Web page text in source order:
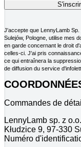
J'accepte que LennyLamb
Sulejów, Pologne, utilise mes
en garde concernant le droit
celles-ci. J'ai pris
ce qui entraînera la
de diffusion du service
Commandes de
LennyLamb sp. z
Kłudzice 9, 97-330
Numéro